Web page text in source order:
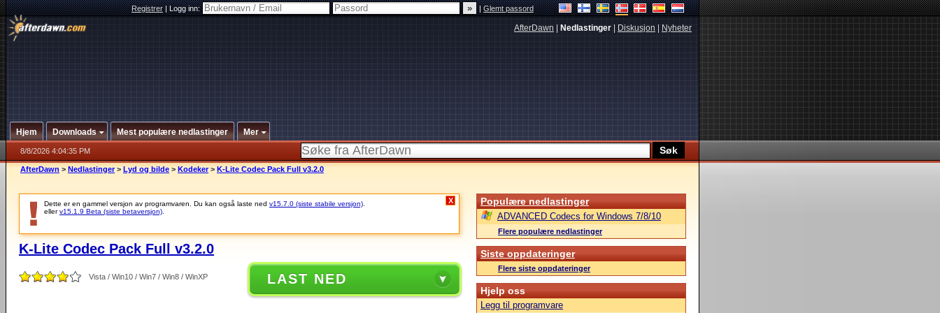
Registrer|Logg inn: |Glemt passord
AfterDawn Nedlastinger Diskusjon Nyheter
Hjem Downloads Mest populære nedlastinger Mer
8/8/2026 4:04:35 PM
AfterDawn > Nedlastinger > Lyd og bilde > Kodeker > K-Lite Codec Pack Full v3.2.0
Dette er en gammel versjon av programvaren. Du kan også laste ned v15.7.0 (siste stabile versjon)
ellerv15.1.9 Beta (siste betaversjon)
X
K-Lite Codec Pack Full v3.2.0
Vista / Win10 / Win7 / Win8 / WinXP LAST NED
Populære nedlastinger
ADVANCED Codecs for Windows 7/8/10
Flere populære nedlastinger
Siste oppdateringer
Flere siste oppdateringer
Hjelp oss
Legg til programvare